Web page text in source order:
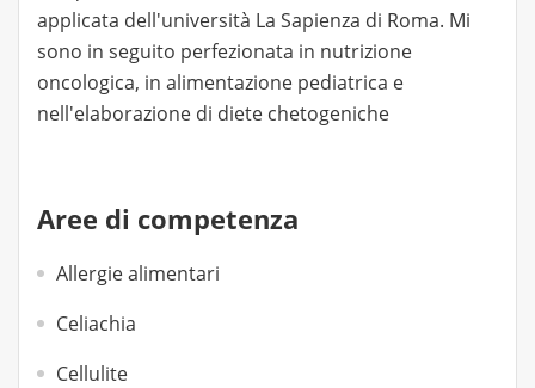
applicata dell'università La Sapienza di Roma. Mi
sono in seguito perfezionata in nutrizione
oncologica, in alimentazione pediatrica e
nell'elaborazione di diete chetogeniche
Aree di competenza
Allergie alimentari
Celiachia
Cellulite